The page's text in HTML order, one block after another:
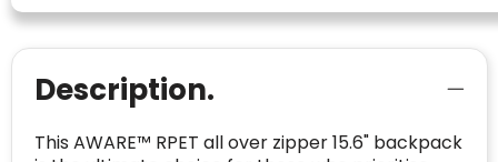
Description.
This AWARE™ RPET all over zipper 15.6" backpack
Domein: linkkado.be
onderneming :
met vertrouwen!
Meer informatie»
Voor bedrijven
verkoop met de Trustindex-certificaat.